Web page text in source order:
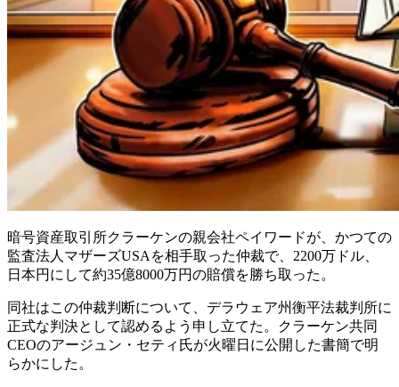
暗号資産取引所クラーケンの親会社ペイワードが、かつての
監査法人マザーズUSAを相手取った仲裁で、2200万ドル、
日本円にして約35億8000万円の賠償を勝ち取った。
同社はこの仲裁判断について、デラウェア州衡平法裁判所に
正式な判決として認めるよう申し立てた。クラーケン共同
CEOのアージュン・セティ氏が火曜日に公開した書簡で明
らかにした。